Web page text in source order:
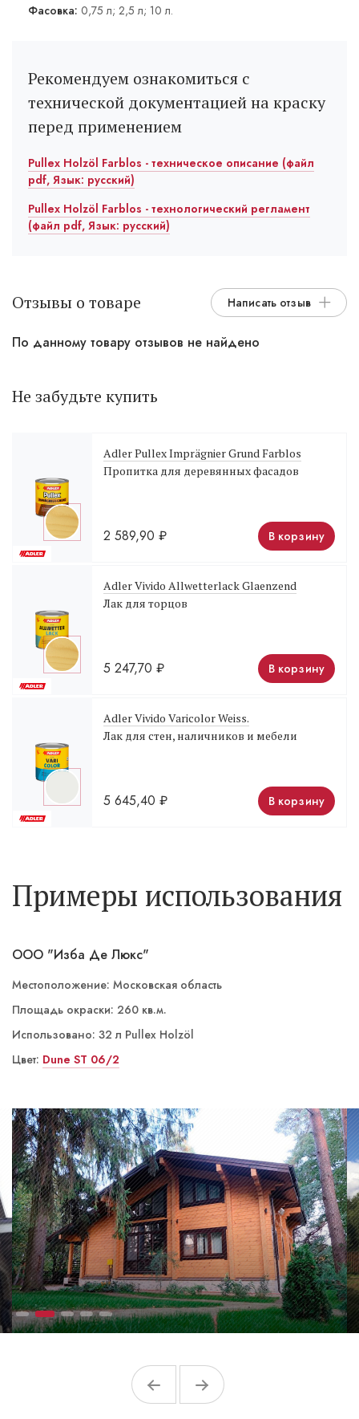
Фасовка: 0,75 л; 2,5 л; 10 л.
Рекомендуем ознакомиться с
технической документацией на краску
перед применением
Pullex Holzöl Farblos - техническое описание (файл
pdf, Язык: русский)
Pullex Holzöl Farblos - технологический регламент
(файл pdf, Язык: русский)
Отзывы о товаре Написать отзыв
По данному товару отзывов не найдено
Не забудьте купить
Adler Pullex Imprägnier Grund Farblos
Пропитка для деревянных фасадов
2 589,90 ₽ В корзину
Adler Vivido Allwetterlack Glaenzend
Лак для торцов
5 247,70 ₽ В корзину
Adler Vivido Varicolor Weiss.
Лак для стен, наличников и мебели
5 645,40 ₽ В корзину
Примеры использования
ST 06/5 Nomade
ООО "Изба Де Люкс"
Местоположение: Московская область
Площадь окраски: 260 кв.м.
Использовано: 32 л Pullex Holzöl
Цвет: Dune ST 06/2
ST 06/1 Weiss Tiger
ST 03/4 Yoga светлая
ST 03/4 Yoga темная